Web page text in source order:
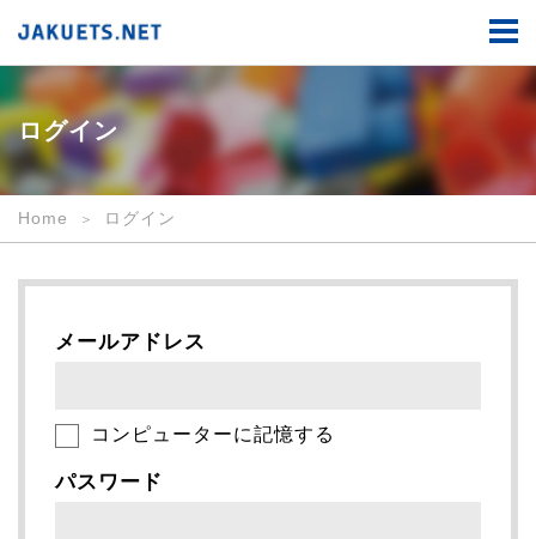
｜
JAKUETS.NET
ログイン
Home ログイン
メールアドレス
コンピューターに記憶する
パスワード